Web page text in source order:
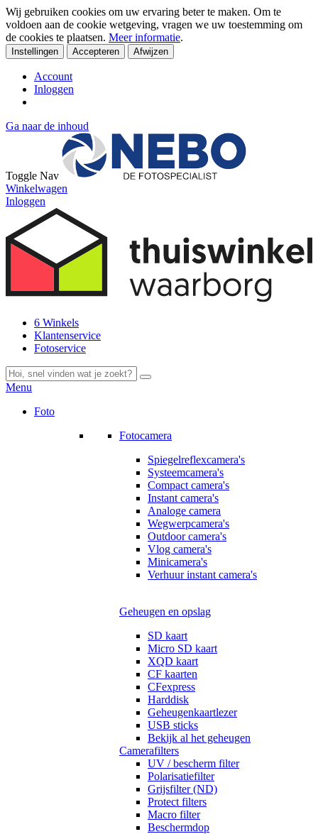
Wij gebruiken cookies om uw ervaring beter te maken. Om te
voldoen aan de cookie wetgeving, vragen we uw toestemming om
de cookies te plaatsen. Meer informatie.
Instellingen Accepteren Afwijzen
Account
Inloggen
Ga naar de inhoud
Toggle Nav
Winkelwagen
Inloggen
6 Winkels
Klantenservice
Fotoservice
Menu
Foto
Fotocamera
Spiegelreflexcamera's
Systeemcamera's
Compact camera's
Instant camera's
Analoge camera
Wegwerpcamera's
Outdoor camera's
Vlog camera's
Minicamera's
Verhuur instant camera's
Geheugen en opslag
SD kaart
Micro SD kaart
XQD kaart
CF kaarten
CFexpress
Harddisk
Geheugenkaartlezer
USB sticks
Bekijk al het geheugen
Camerafilters
UV / bescherm filter
Polarisatiefilter
Grijsfilter (ND)
Protect filters
Macro filter
Beschermdop